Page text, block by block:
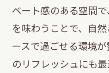
リラックス
心地よいシ
自分に合っ
ベート感のある空間
を味わうことで、自
ースで過ごせる環境
のリフレッシュにも